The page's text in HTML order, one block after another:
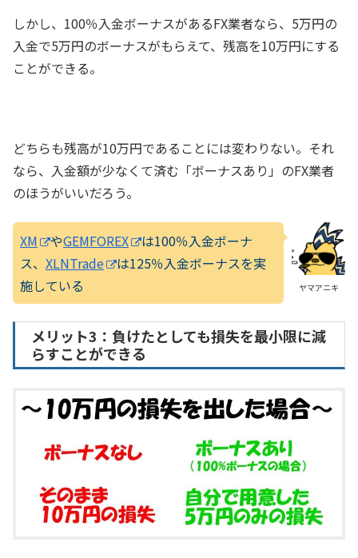
しかし、100％入金ボーナスがあるFX業者なら、5万円の
入金で5万円のボーナスがもらえて、残高を10万円にする
ことができる。
どちらも残高が10万円であることには変わりない。それ
なら、入金額が少なくて済む「ボーナスあり」のFX業者
のほうがいいだろう。
ヤマアニキ
XM やGEMFOREX
は100％入金ボーナ
ス、 XLNTrade
は125％入金ボーナスを実
施している
メリット3：負けたとしても損失を最小限に減
らすことができる